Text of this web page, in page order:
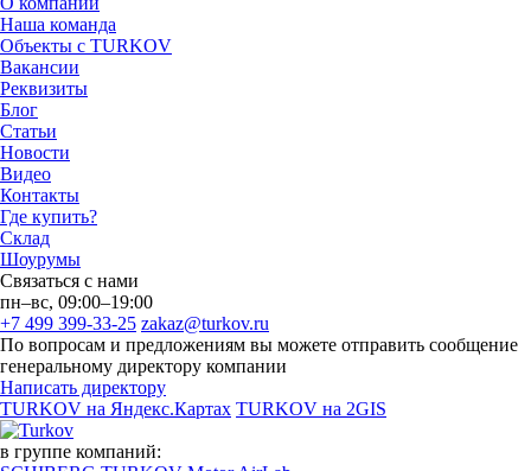
Наша команда
Объекты с TURKOV
Вакансии
Реквизиты
Блог
Статьи
Новости
Видео
Контакты
Где купить?
Склад
Шоурумы
Связаться с нами
пн–вс, 09:00–19:00
+7 499 399-33-25 zakaz@turkov.ru
По вопросам и предложениям вы можете отправить сообщение
генеральному директору компании
Написать директору
TURKOV на Яндекс.Картах TURKOV на 2GIS
в группе компаний: